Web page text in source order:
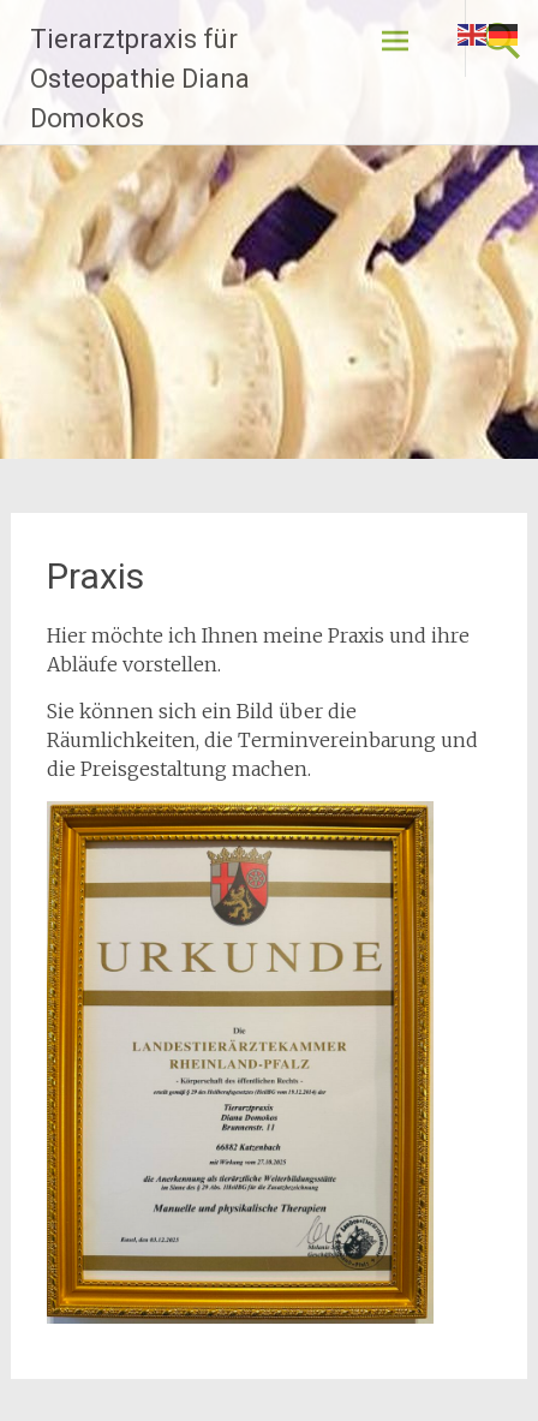
Inhalt
springen
Tierarztpraxis für
Osteopathie Diana
Domokos
Praxis
Hier möchte ich Ihnen meine Praxis und ihre
Abläufe vorstellen.
Sie können sich ein Bild über die
Räumlichkeiten, die Terminvereinbarung und
die Preisgestaltung machen.